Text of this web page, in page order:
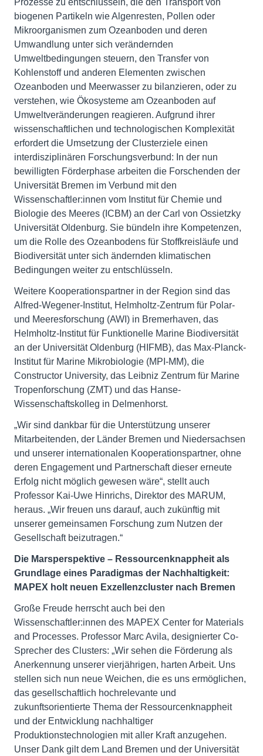
Prozesse zu entschlüsseln, die den Transport von
biogenen Partikeln wie Algenresten, Pollen oder
Mikroorganismen zum Ozeanboden und deren
Umwandlung unter sich verändernden
Umweltbedingungen steuern, den Transfer von
Kohlenstoff und anderen Elementen zwischen
Ozeanboden und Meerwasser zu bilanzieren, oder zu
verstehen, wie Ökosysteme am Ozeanboden auf
Umweltveränderungen reagieren. Aufgrund ihrer
wissenschaftlichen und technologischen Komplexität
erfordert die Umsetzung der Clusterziele einen
interdisziplinären Forschungsverbund: In der nun
bewilligten Förderphase arbeiten die Forschenden der
Universität Bremen im Verbund mit den
Wissenschaftler:innen vom Institut für Chemie und
Biologie des Meeres (ICBM) an der Carl von Ossietzky
Universität Oldenburg. Sie bündeln ihre Kompetenzen,
um die Rolle des Ozeanbodens für Stoffkreisläufe und
Biodiversität unter sich ändernden klimatischen
Bedingungen weiter zu entschlüsseln.
Weitere Kooperationspartner in der Region sind das
Alfred-Wegener-Institut, Helmholtz-Zentrum für Polar-
und Meeresforschung (AWI) in Bremerhaven, das
Helmholtz-Institut für Funktionelle Marine Biodiversität
an der Universität Oldenburg (HIFMB), das Max-Planck-
Institut für Marine Mikrobiologie (MPI-MM), die
Constructor University, das Leibniz Zentrum für Marine
Tropenforschung (ZMT) und das Hanse-
Wissenschaftskolleg in Delmenhorst.
„Wir sind dankbar für die Unterstützung unserer
Mitarbeitenden, der Länder Bremen und Niedersachsen
und unserer internationalen Kooperationspartner, ohne
deren Engagement und Partnerschaft dieser erneute
Erfolg nicht möglich gewesen wäre“, stellt auch
Professor Kai-Uwe Hinrichs, Direktor des MARUM,
heraus. „Wir freuen uns darauf, auch zukünftig mit
unserer gemeinsamen Forschung zum Nutzen der
Gesellschaft beizutragen.“
Die Marsperspektive – Ressourcenknappheit als
Grundlage eines Paradigmas der Nachhaltigkeit:
MAPEX holt neuen Exzellenzcluster nach Bremen
Große Freude herrscht auch bei den
Wissenschaftler:innen des MAPEX Center for Materials
and Processes. Professor Marc Avila, designierter Co-
Sprecher des Clusters: „Wir sehen die Förderung als
Anerkennung unserer vierjährigen, harten Arbeit. Uns
stellen sich nun neue Weichen, die es uns ermöglichen,
das gesellschaftlich hochrelevante und
zukunftsorientierte Thema der Ressourcen­knappheit
und der Entwicklung nachhaltiger
Produktionstechnologien mit aller Kraft anzugehen.
Unser Dank gilt dem Land Bremen und der Universität